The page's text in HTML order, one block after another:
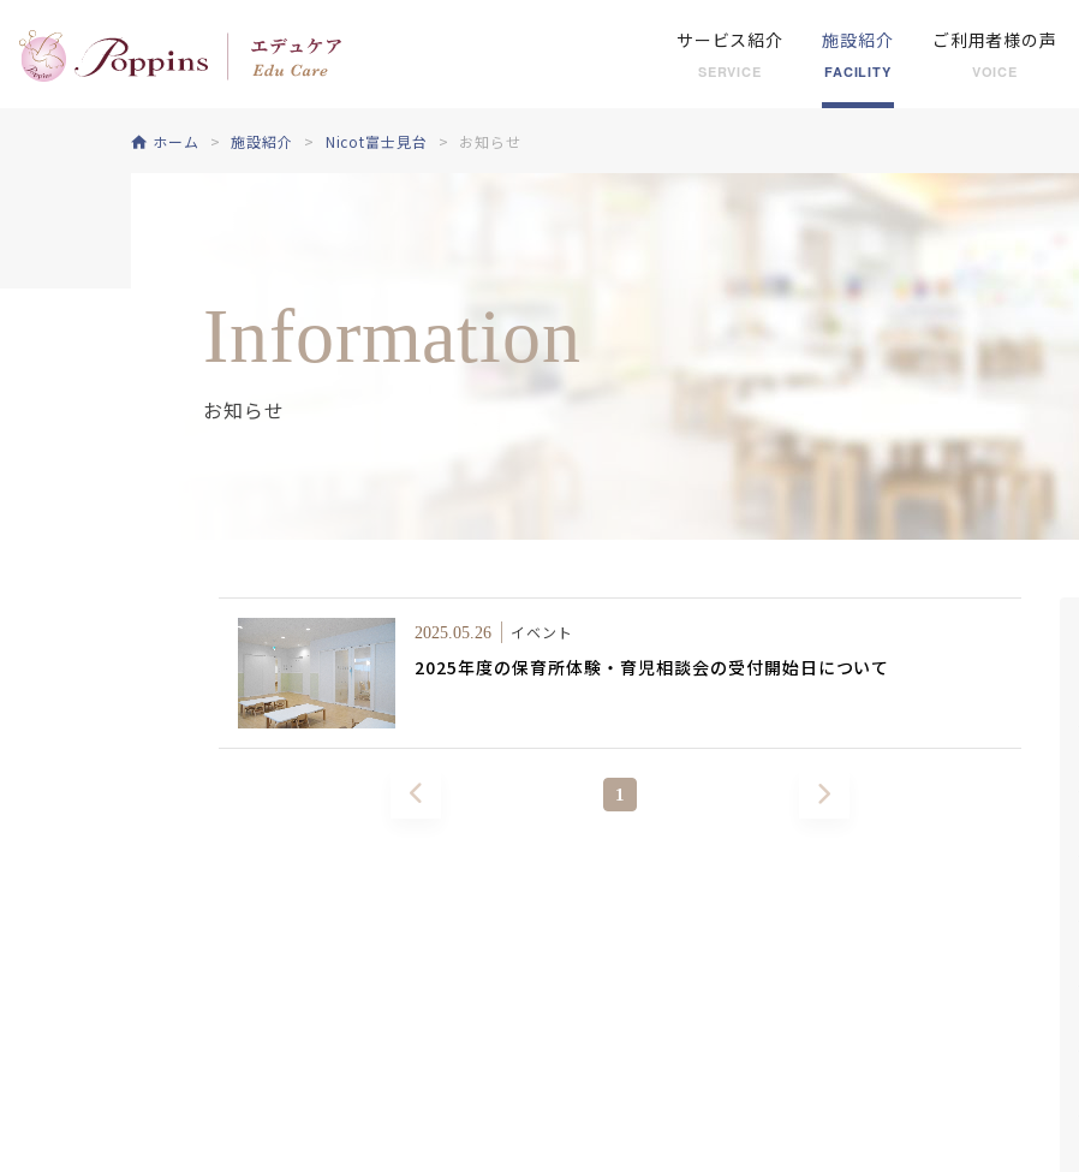
サービス紹介
SERVICE
施設紹介
FACILITY
ご利用者様の声
VOICE
ホーム 施設紹介 Nicot富士見台 お知らせ
Information
お知らせ
2025.05.26 イベント
2025年度の保育所体験・育児相談会の受付開始日について
1